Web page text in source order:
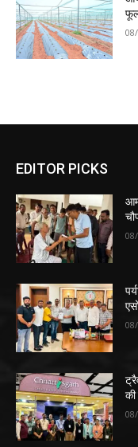
EDITOR PICKS
की